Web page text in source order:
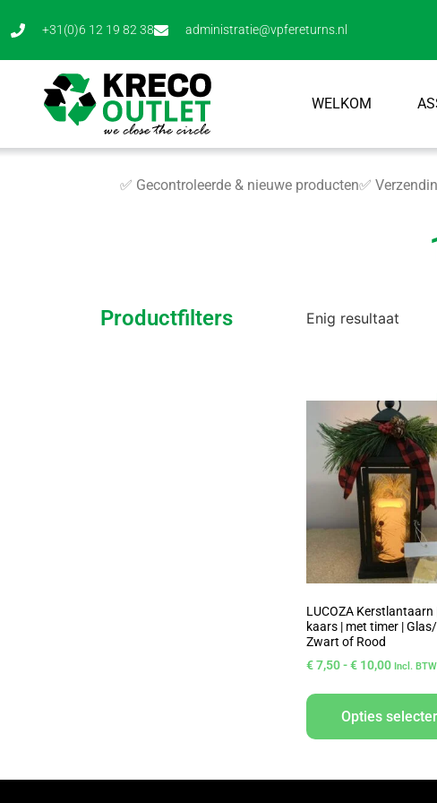
+31(0)6 12 19 82 38 administratie@vpfereturns.nl
WELKOM
✅ Gecontroleerde & nieuwe producten✅
Productfilters Enig resultaat
LUCOZA Kerstlantaarn
kaars | met timer |
Zwart of Rood
€7,50 - € 10,00 Incl. BTW
Opties